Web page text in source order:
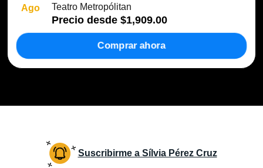
Ago Teatro Metropólitan
Precio desde $1,909.00
Comprar ahora
Suscribirme a Sílvia Pérez Cruz